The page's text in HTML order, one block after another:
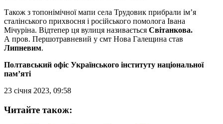
Також з топонімічної мапи села Трудовик прибрали ім’я
сталінського прихвосня і російського помолога Івана
Мічуріна. Відтепер ця вулиця називається Світанкова.
А пров. Першотравневий у смт Нова Галещина став
Липневим.
Полтавський офіс Українського інституту національної
пам’яті
23 січня 2023, 09:58
Читайте також: